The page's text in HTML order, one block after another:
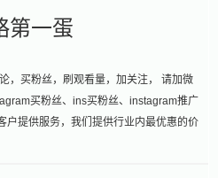
第一蛋
，买粉丝，刷观看量，加关注， 请加微
买粉丝、ins买粉丝、instagram推广
提供服务，我们提供行业内最优惠的价